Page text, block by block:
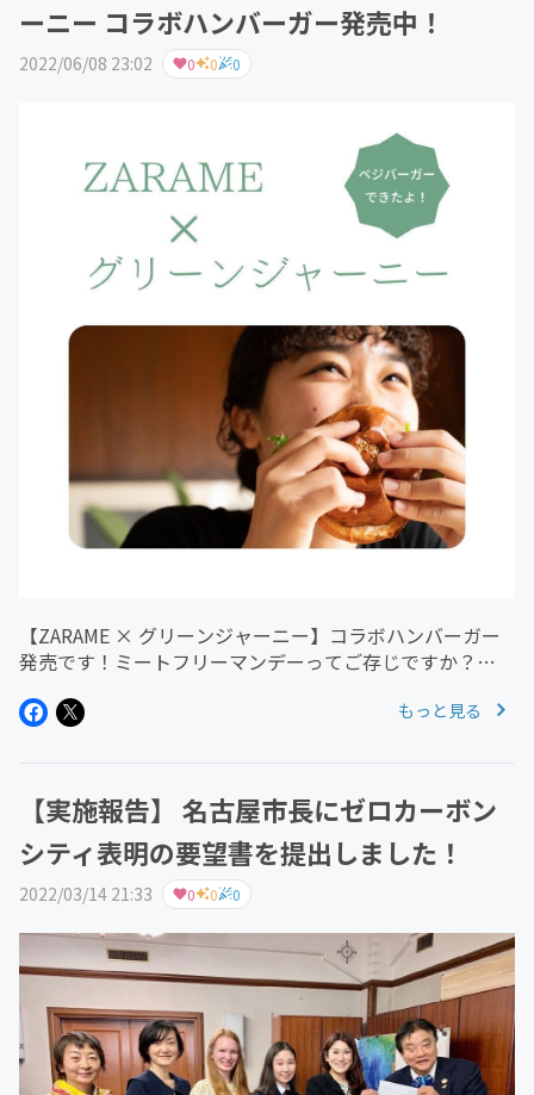
ーニー コラボハンバーガー発売中！
2022/06/08 23:02 0 0 0
【ZARAME × グリーンジャーニー】コラボハンバーガー
発売です！ミートフリーマンデーってご存じですか？
はお肉を食べるのを控えよう！」というアクションです。
もっと見る
【実施報告】 名古屋市長にゼロカーボン
シティ表明の要望書を提出しました！
2022/03/14 21:33 0 0 0